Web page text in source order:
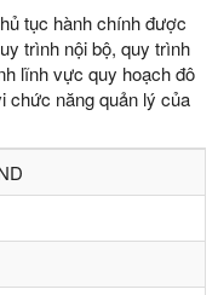
tục hành chính được
trình nội bộ, quy trình
lĩnh vực quy hoạch đô
chức năng quản lý của